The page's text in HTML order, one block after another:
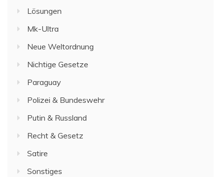
Lösungen
Mk-Ultra
Neue Weltordnung
Nichtige Gesetze
Paraguay
Polizei & Bundeswehr
Putin & Russland
Recht & Gesetz
Satire
Sonstiges